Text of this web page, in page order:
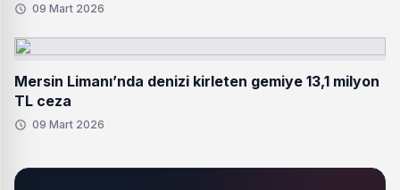
09 Mart 2026
Mersin Limanı’nda denizi kirleten gemiye 13,1 milyon
TL ceza
09 Mart 2026